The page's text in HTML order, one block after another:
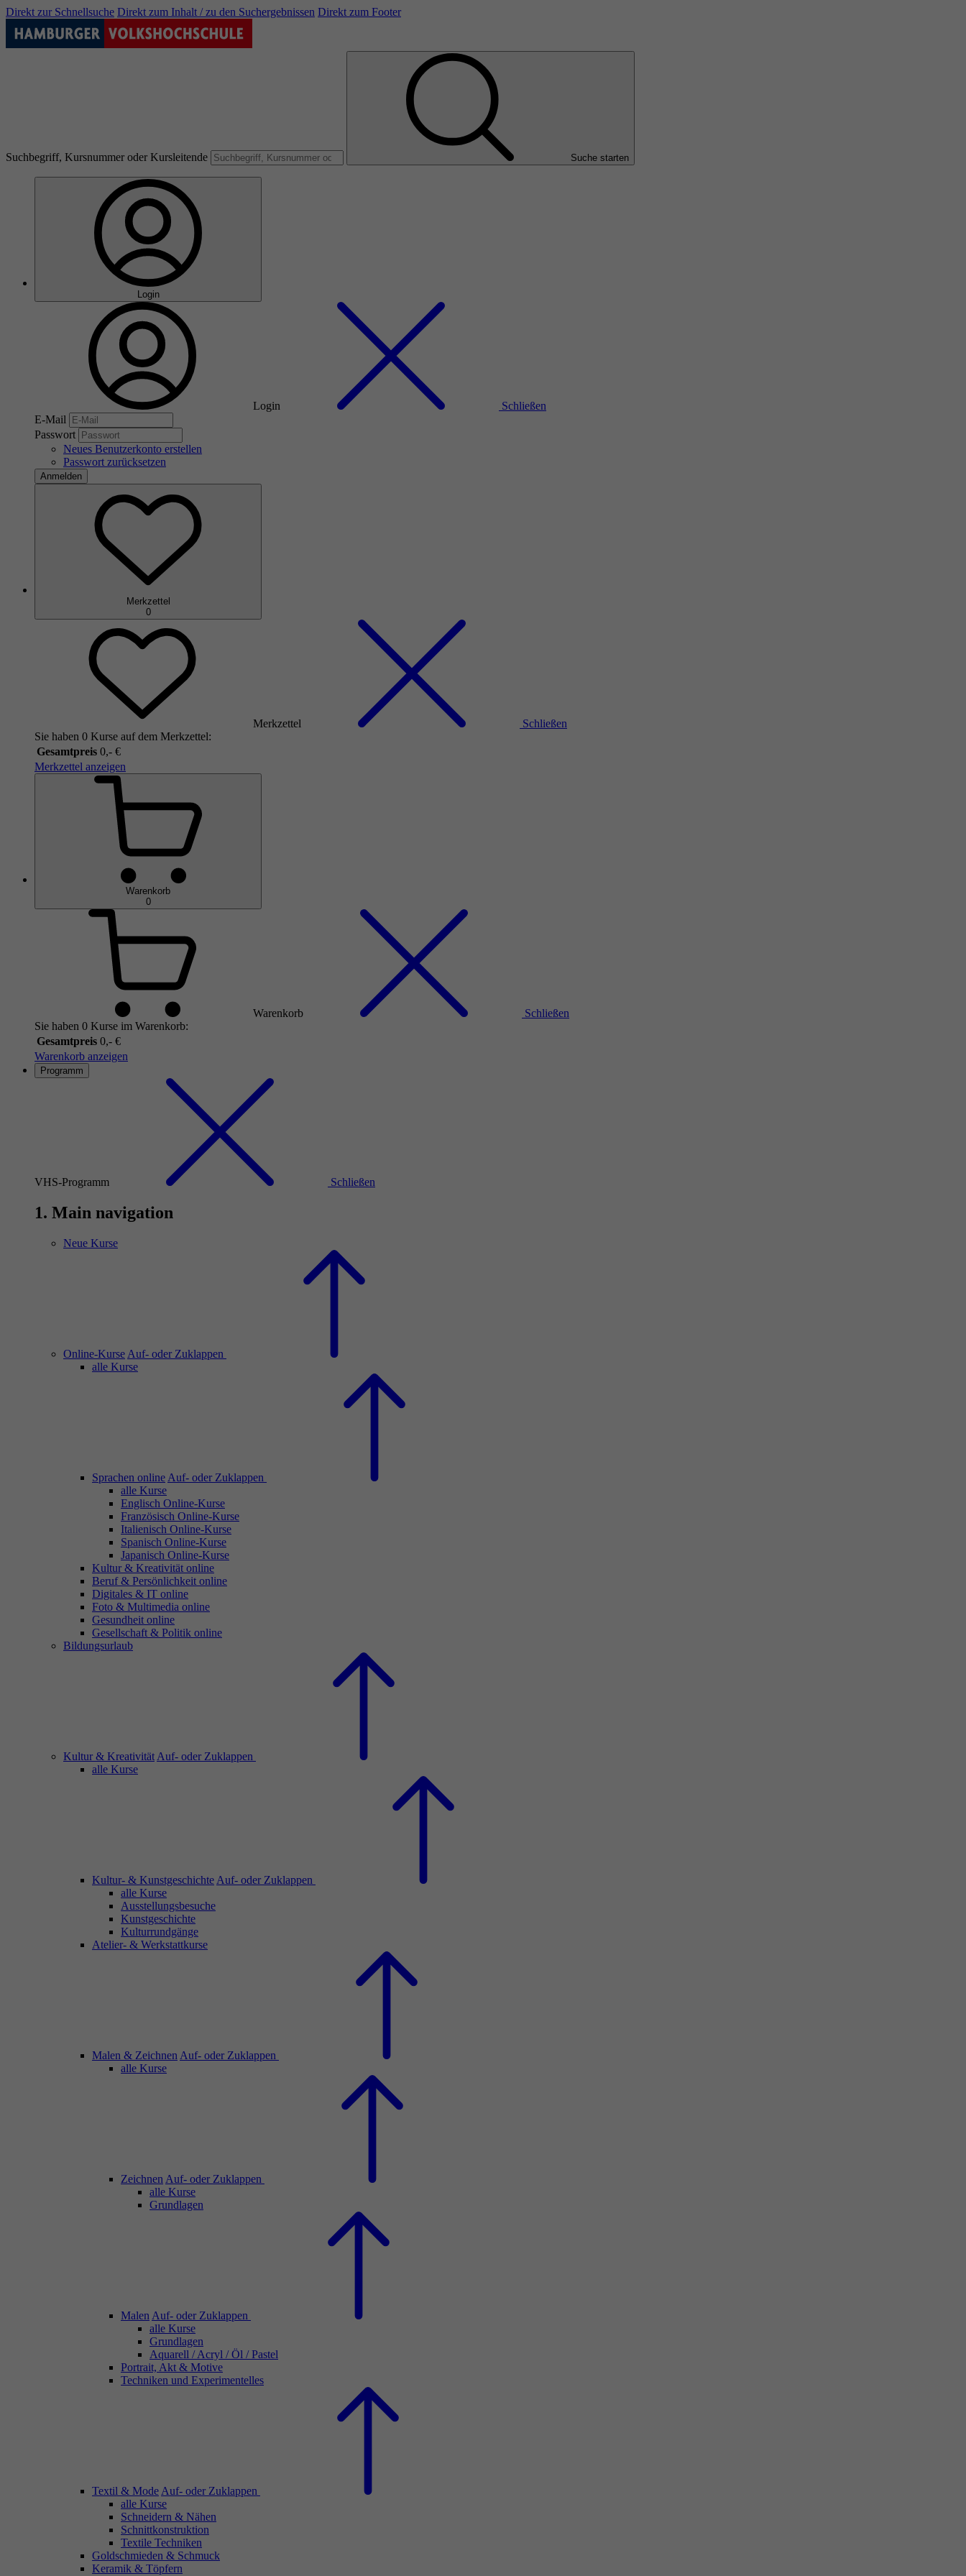
Direkt zur Schnellsuche Direkt zum Inhalt / zu den Suchergebnissen Direkt zum Footer
Suchbegriff, Kursnummer oder Kursleitende Suche starten
Login
Login
Schließen
E-Mail
Passwort
Neues Benutzerkonto erstellen
Passwort zurücksetzen
Anmelden
Merkzettel
0
Merkzettel
Schließen
Sie haben 0 Kurse auf dem Merkzettel:
Gesamtpreis 0,- €
Merkzettel anzeigen
Warenkorb
0
Warenkorb
Schließen
Sie haben 0 Kurse im Warenkorb:
Gesamtpreis 0,- €
Warenkorb anzeigen
Programm
VHS-Programm Schließen
1. Main navigation
Neue Kurse
Online-Kurse Auf- oder Zuklappen
alle Kurse
Sprachen online Auf- oder Zuklappen
alle Kurse
Englisch Online-Kurse
Französisch Online-Kurse
Italienisch Online-Kurse
Spanisch Online-Kurse
Japanisch Online-Kurse
Kultur & Kreativität online
Beruf & Persönlichkeit online
Digitales & IT online
Foto & Multimedia online
Gesundheit online
Gesellschaft & Politik online
Bildungsurlaub
Kultur & Kreativität Auf- oder Zuklappen
alle Kurse
Kultur- & Kunstgeschichte Auf- oder Zuklappen
alle Kurse
Ausstellungsbesuche
Kunstgeschichte
Kulturrundgänge
Atelier- & Werkstattkurse
Malen & Zeichnen Auf- oder Zuklappen
alle Kurse
Zeichnen Auf- oder Zuklappen
alle Kurse
Grundlagen
Malen Auf- oder Zuklappen
alle Kurse
Grundlagen
Aquarell / Acryl / Öl / Pastel
Portrait, Akt & Motive
Techniken und Experimentelles
Textil & Mode Auf- oder Zuklappen
alle Kurse
Schneidern & Nähen
Schnittkonstruktion
Textile Techniken
Goldschmieden & Schmuck
Keramik & Töpfern